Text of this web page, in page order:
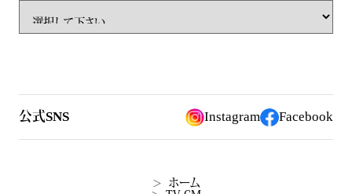
公式SNS Instagram Facebook
ホーム